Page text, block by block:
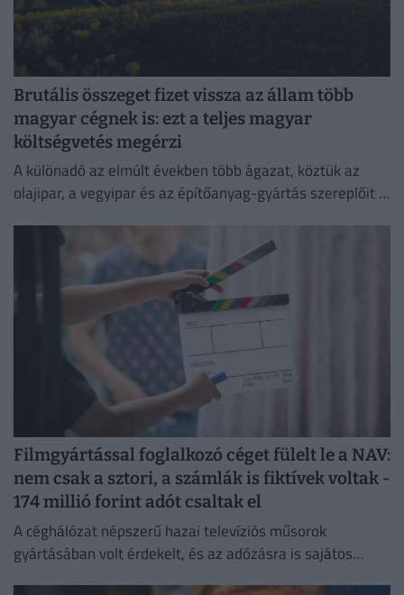
Brutális összeget fizet vissza az állam több
magyar cégnek is: ezt a teljes magyar
költségvetés megérzi
A különadó az elmúlt években több ágazat, köztük az
olajipar, a vegyipar és az építőanyag-gyártás szereplőit is
Filmgyártással foglalkozó céget fülelt le a NAV:
nem csak a sztori, a számlák is fiktívek voltak -
174 millió forint adót csaltak el
A céghálózat népszerű hazai televíziós műsorok
gyártásában volt érdekelt, és az adózásra is sajátos